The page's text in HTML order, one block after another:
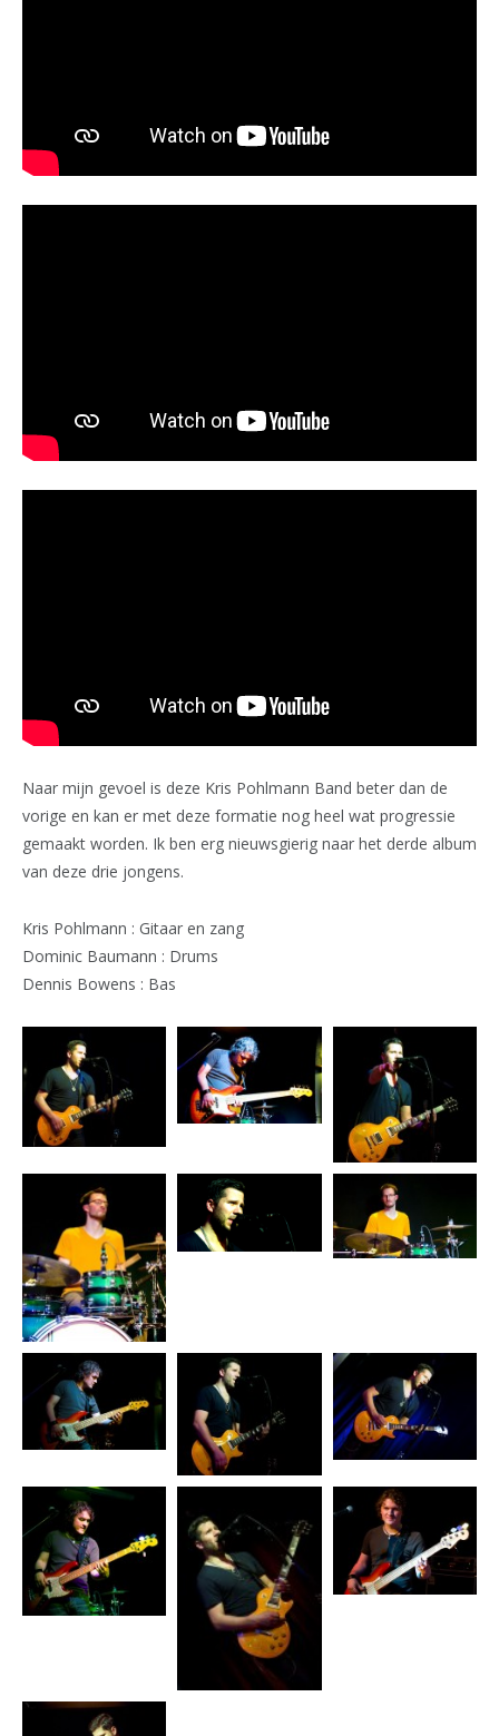
Naar mijn gevoel is deze Kris Pohlmann Band beter dan de
vorige en kan er met deze formatie nog heel wat progressie
gemaakt worden. Ik ben erg nieuwsgierig naar het derde album
van deze drie jongens.
Kris Pohlmann : Gitaar en zang
Dominic Baumann : Drums
Dennis Bowens : Bas